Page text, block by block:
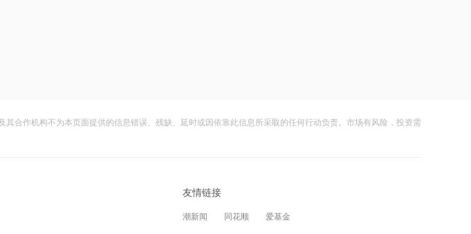
国内商品期货开盘原油涨超2%，以军称
DeepSeek又打赢了价格战
财闻 08-05
合作机构不为本页面提供的信息错误、残缺、延时或因依靠此信息所采取的任何行动负责。市场有风险，投资需
友情链接
潮新闻 同花顺 爱基金